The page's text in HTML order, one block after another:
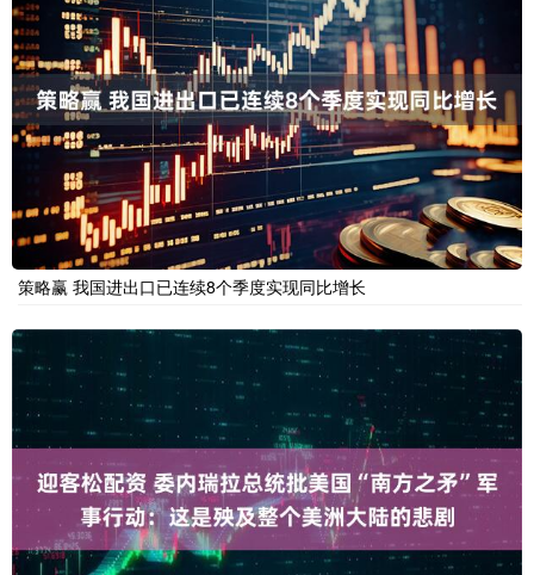
策略赢 我国进出口已连续8个季度实现同比增长